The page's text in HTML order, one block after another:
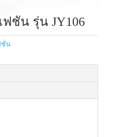
ชั่น รุ่น JY106
ชั่น